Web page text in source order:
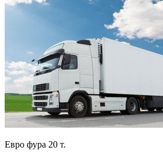
Евро фура 20 т.